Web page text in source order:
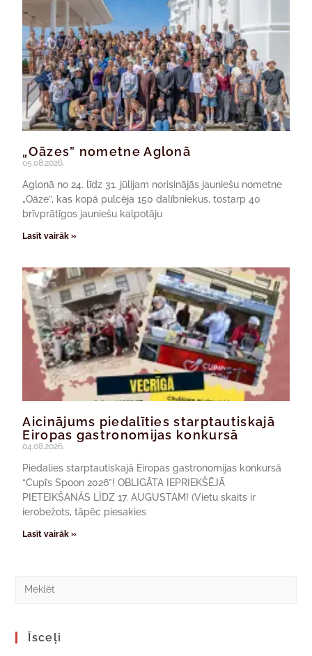
„Oāzes” nometne Aglonā
05.08.2026.
Aglonā no 24. līdz 31. jūlijam norisinājās jauniešu nometne
„Oāze”, kas kopā pulcēja 150 dalībniekus, tostarp 40
brīvprātīgos jauniešu kalpotāju
Lasīt vairāk »
Aicinājums piedalīties starptautiskajā
Eiropas gastronomijas konkursā
04.08.2026.
Piedalies starptautiskajā Eiropas gastronomijas konkursā
“Cupi’s Spoon 2026”! OBLIGĀTA IEPRIEKŠĒJĀ
PIETEIKŠANĀS LĪDZ 17. AUGUSTAM! (Vietu skaits ir
ierobežots, tāpēc piesakies
Lasīt vairāk »
Īsceļi